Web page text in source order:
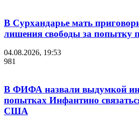
В Сурхандарье мать
лишения свободы за попытку
04.08.2026, 19:53
981
В ФИФА назвали выдумкой
попытках Инфантино
США